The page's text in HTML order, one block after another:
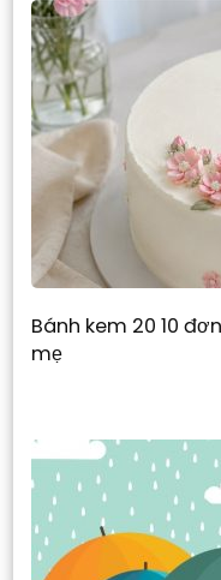
Bánh kem 20 10
mẹ